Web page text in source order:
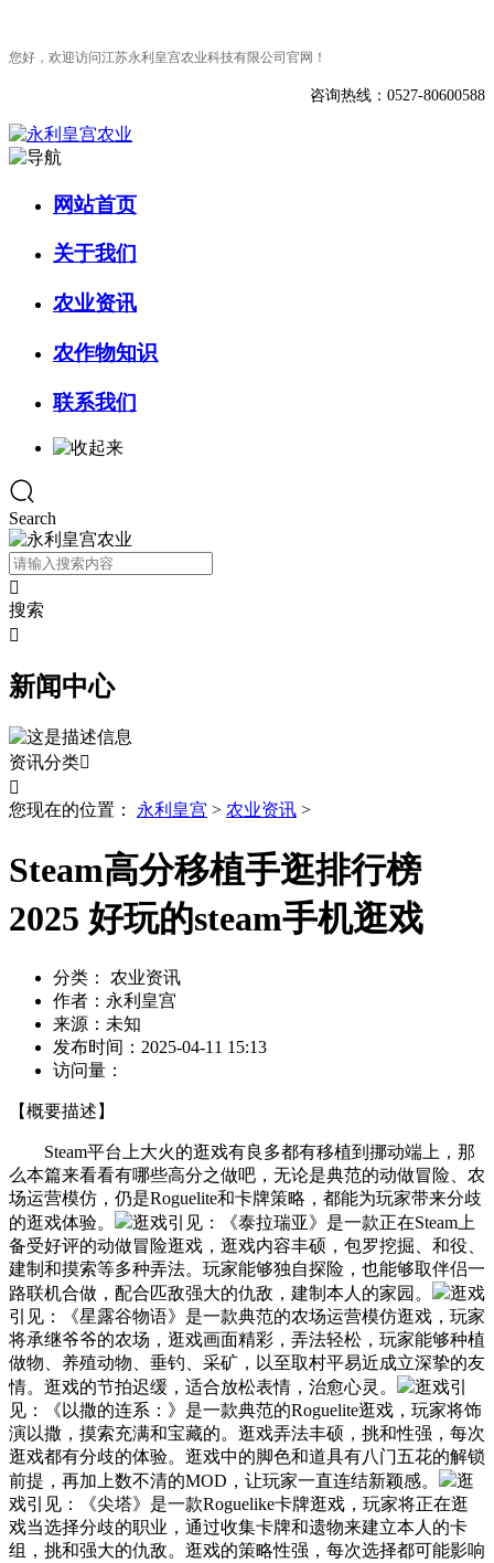
您好，欢迎访问江苏永利皇宫农业科技有限公司官网！
咨询热线：0527-80600588
网站首页
关于我们
农业资讯
农作物知识
联系我们
Search

搜索

新闻中心
资讯分类

您现在的位置：
永利皇宫 > 农业资讯 >
Steam高分移植手逛排行榜
2025 好玩的steam手机逛戏
分类：
农业资讯
作者： 永利皇宫
来源： 未知
发布时间： 2025-04-11 15:13
访问量：
【概要描述】
Steam平台上大火的逛戏有良多都有移植到挪动端上，那
么本篇来看看有哪些高分之做吧，无论是典范的动做冒险、农
场运营模仿，仍是Roguelite和卡牌策略，都能为玩家带来分歧
的逛戏体验。
逛戏引见：《泰拉瑞亚》是一款正在Steam上
备受好评的动做冒险逛戏，逛戏内容丰硕，包罗挖掘、和役、
建制和摸索等多种弄法。玩家能够独自探险，也能够取伴侣一
路联机合做，配合匹敌强大的仇敌，建制本人的家园。
逛戏
引见：《星露谷物语》是一款典范的农场运营模仿逛戏，玩家
将承继爷爷的农场，逛戏画面精彩，弄法轻松，玩家能够种植
做物、养殖动物、垂钓、采矿，以至取村平易近成立深挚的友
情。逛戏的节拍迟缓，适合放松表情，治愈心灵。
逛戏引
见：《以撒的连系：》是一款典范的Roguelite逛戏，玩家将饰
演以撒，摸索充满和宝藏的。逛戏弄法丰硕，挑和性强，每次
逛戏都有分歧的体验。逛戏中的脚色和道具有八门五花的解锁
前提，再加上数不清的MOD，让玩家一直连结新颖感。
逛
戏引见：《尖塔》是一款Roguelike卡牌逛戏，玩家将正在逛
戏当选择分歧的职业，通过收集卡牌和遗物来建立本人的卡
组，挑和强大的仇敌。逛戏的策略性强，每次选择都可能影响